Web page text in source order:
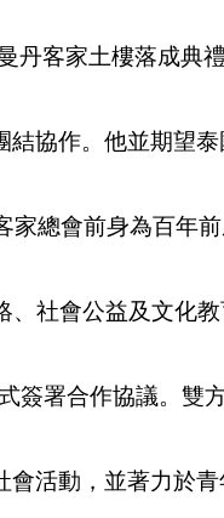
客家土樓落成典
協作。他並期望
會前身為百年
社會公益及文化教
合作協議。雙
活動，並著力於